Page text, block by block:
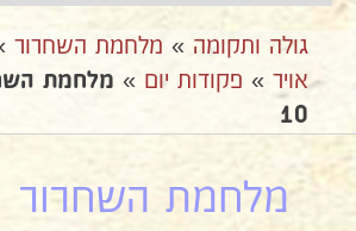
גולה ותקומה » מלחמת השחרור
אויר » פקודות יום » מלחמת
10
מלחמת השחרור